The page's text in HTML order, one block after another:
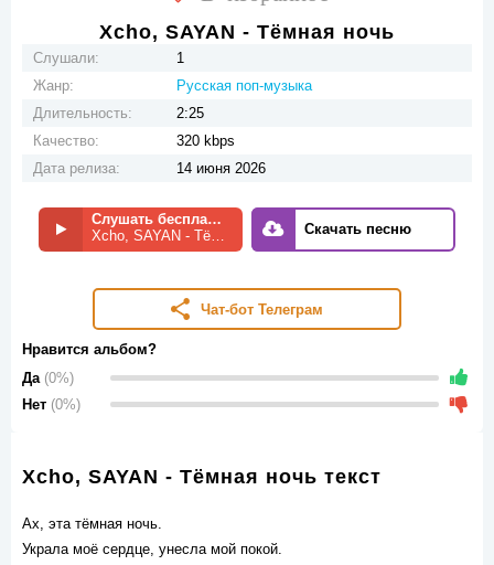
Xcho, SAYAN - Тёмная ночь
Слушали:
1
Жанр:
Русская поп-музыка
Длительность:
2:25
Качество:
320 kbps
Дата релиза:
14 июня 2026
Слушать бесплатно
Xcho, SAYAN - Тёмная ночь
Скачать песню
Чат-бот Телеграм
Нравится альбом?
Да (0%)
Нет (0%)
Xcho, SAYAN - Тёмная ночь текст
Ах, эта тёмная ночь.
Украла моё сердце, унесла мой покой.